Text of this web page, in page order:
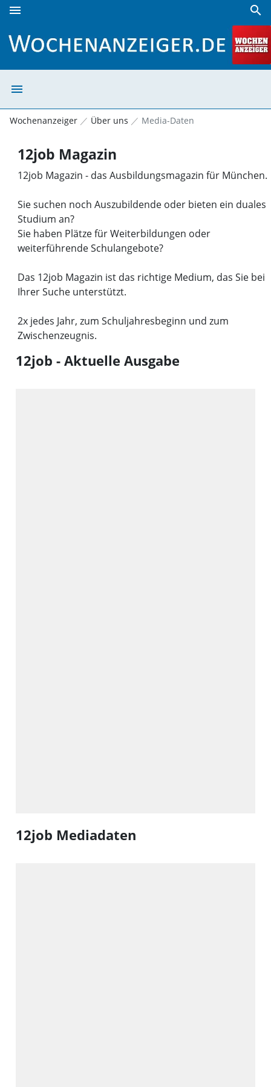
menu search
menu
Wochenanzeiger Über uns Media-Daten
12job Magazin
12job Magazin - das Ausbildungsmagazin für München.
Sie suchen noch Auszubildende oder bieten ein duales
Studium an?
Sie haben Plätze für Weiterbildungen oder
weiterführende Schulangebote?
Das 12job Magazin ist das richtige Medium, das Sie bei
Ihrer Suche unterstützt.
2x jedes Jahr, zum Schuljahresbeginn und zum
Zwischenzeugnis.
12job - Aktuelle Ausgabe
12job Mediadaten